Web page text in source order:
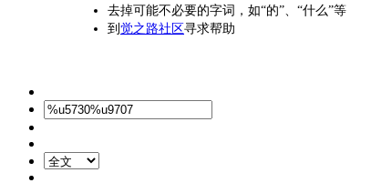
去掉可能不必要的字词，如“的”、“什么”等
到 觉之路社区寻求帮助